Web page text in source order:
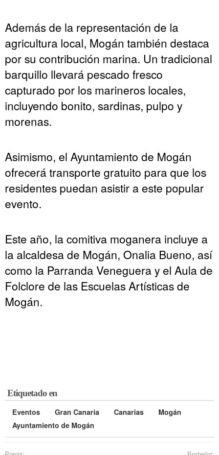
Además de la representación de la
agricultura local, Mogán también destaca
por su contribución marina. Un tradicional
barquillo llevará pescado fresco
capturado por los marineros locales,
incluyendo bonito, sardinas, pulpo y
morenas.
Asimismo, el Ayuntamiento de Mogán
ofrecerá transporte gratuito para que los
residentes puedan asistir a este popular
evento.
Este año, la comitiva moganera incluye a
la alcaldesa de Mogán, Onalia Bueno, así
como la Parranda Veneguera y el Aula de
Folclore de las Escuelas Artísticas de
Mogán.
Etiquetado en
Eventos Gran Canaria Canarias
Mogán
Ayuntamiento de Mogán